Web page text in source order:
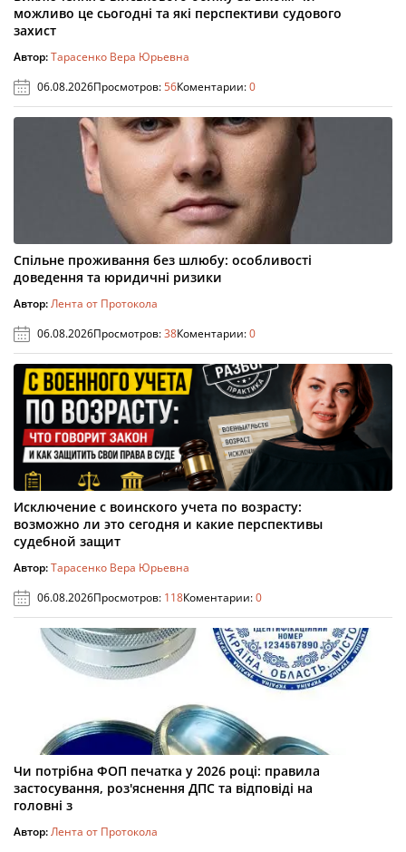
можливо це сьогодні та які перспективи судового
захист
Автор:Тарасенко Вера Юрьевна
06.08.2026Просмотров:56Коментарии:0
Спільне проживання без шлюбу: особливості
доведення та юридичні ризики
Автор:Лента от Протокола
06.08.2026Просмотров:38Коментарии:0
Исключение с воинского учета по возрасту:
возможно ли это сегодня и какие перспективы
судебной защит
Автор:Тарасенко Вера Юрьевна
06.08.2026Просмотров: 118Коментарии:0
Чи потрібна ФОП печатка у 2026 році: правила
застосування, роз'яснення ДПС та відповіді на
головні з
Автор:Лента от Протокола